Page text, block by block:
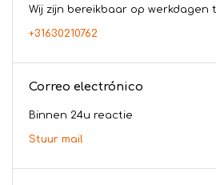
Wij zijn bereikbaar op werkdagen
+31630210762
Correo electrónico
Binnen 24u reactie
Stuur mail